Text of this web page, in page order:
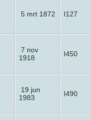
5 mrt 1872 I127
7 nov
1918
I450
19 jun
1983
I490